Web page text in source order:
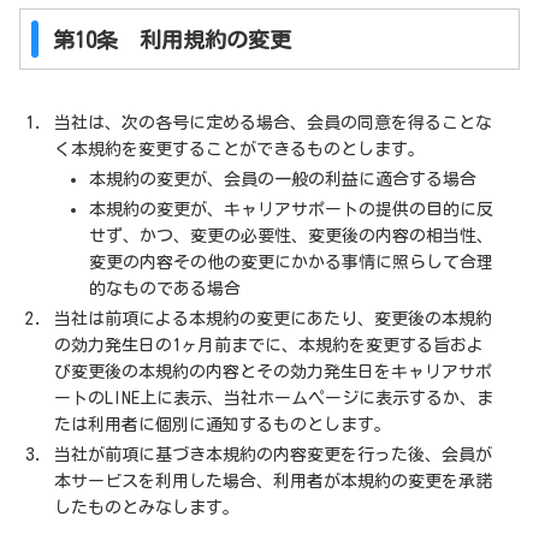
第10条 利用規約の変更
当社は、次の各号に定める場合、会員の同意を得ることな
く本規約を変更することができるものとします。
本規約の変更が、会員の一般の利益に適合する場合
本規約の変更が、キャリアサポートの提供の目的に反
せず、かつ、変更の必要性、変更後の内容の相当性、
変更の内容その他の変更にかかる事情に照らして合理
的なものである場合
当社は前項による本規約の変更にあたり、変更後の本規約
の効力発生日の1ヶ月前までに、本規約を変更する旨およ
び変更後の本規約の内容とその効力発生日をキャリアサポ
ートのLINE上に表示、当社ホームページに表示するか、ま
たは利用者に個別に通知するものとします。
当社が前項に基づき本規約の内容変更を行った後、会員が
本サービスを利用した場合、利用者が本規約の変更を承諾
したものとみなします。